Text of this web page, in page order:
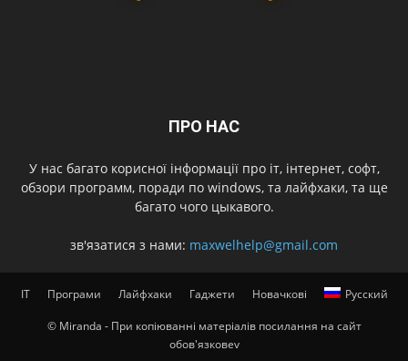
ПРО НАС
У нас багато корисної інформації про іт, інтернет, софт,
обзори программ, поради по windows, та лайфхаки, та ще
багато чого цыкавого.
зв'язатися з нами: maxwelhelp@gmail.com
IT Програми Лайфхаки Гаджети Новачкові Русский
© Miranda - При копіюванні матеріалів посилання на сайт
обов'язковеv